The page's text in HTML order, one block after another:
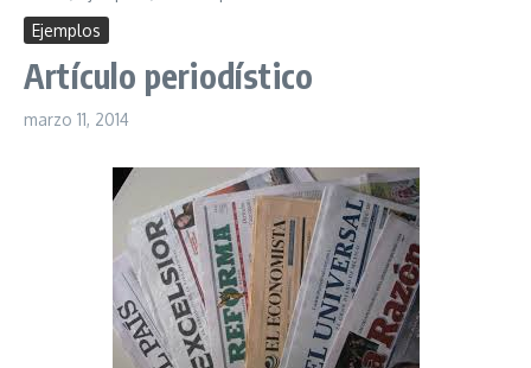
Ejemplos
Artículo periodístico
marzo 11, 2014